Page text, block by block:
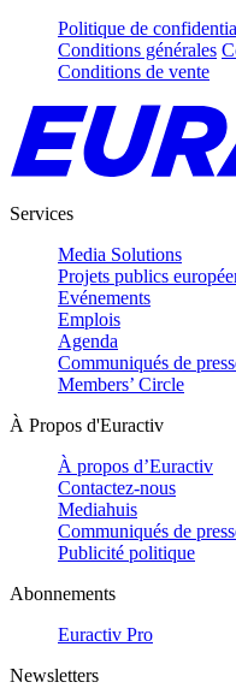
Politique de
Conditions générales
Conditions de vente
Services
Media Solutions
Projets publics
Evénements
Emplois
Agenda
Communiqués de
Members’ Circle
À Propos d'Euractiv
À propos d’Euractiv
Contactez-nous
Mediahuis
Communiqués de
Publicité politique
Abonnements
Euractiv Pro
Newsletters